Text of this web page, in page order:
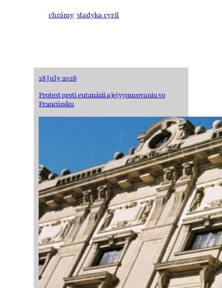
chrámy vladyka cyril
28 July 2026
Protest proti eutanázii a jej vynucovaniu vo
Francúzsku